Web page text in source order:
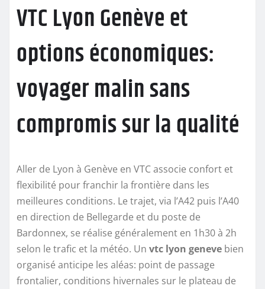
VTC Lyon Genève et
options économiques:
voyager malin sans
compromis sur la qualité
Aller de Lyon à Genève en VTC associe confort et
flexibilité pour franchir la frontière dans les
meilleures conditions. Le trajet, via l’A42 puis l’A40
en direction de Bellegarde et du poste de
Bardonnex, se réalise généralement en 1h30 à 2h
selon le trafic et la météo. Un vtc lyon geneve bien
organisé anticipe les aléas: point de passage
frontalier, conditions hivernales sur le plateau de